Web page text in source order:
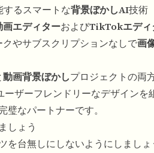
るスマートな背景ぼかしAI技術
エディターおよびTikTokエディ
やサブスクリプションなしで画
動画背景ぼかしプロジェクトの両
ザーフレンドリーなデザイン
なパートナーです。
しょう
を台無しにしないようにしまし